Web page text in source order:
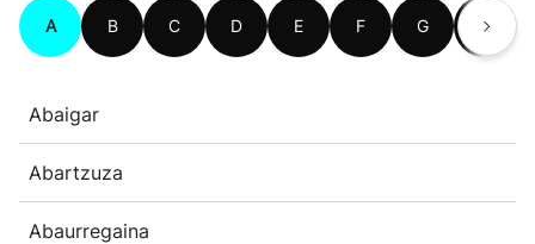
A B C D E F G H
Abaigar
Abartzuza
Abaurregaina